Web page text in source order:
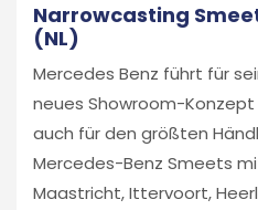
Narrowcasting
(NL)
Mercedes Benz führt für
neues Showroom-Konzept
auch für den größten
Mercedes-Benz Smeets
Maastricht, Ittervoort,